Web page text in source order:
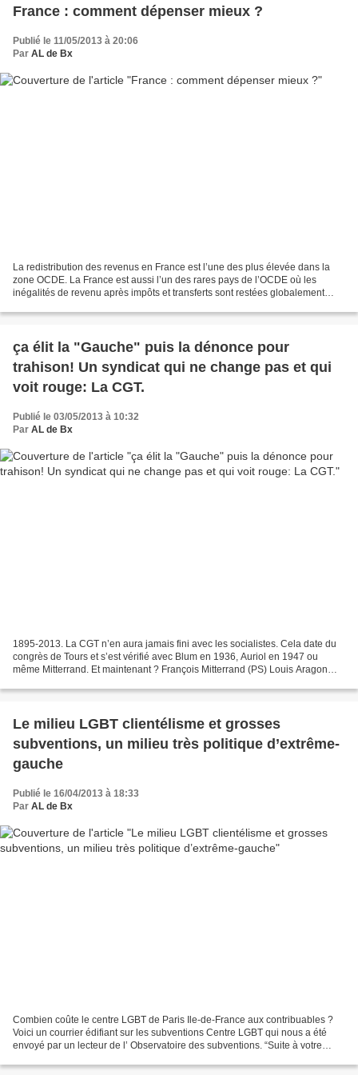
France : comment dépenser mieux ?
Publié le 11/05/2013 à 20:06
Par AL de Bx
La redistribution des revenus en France est l’une des plus élevée dans la
zone OCDE. La France est aussi l’un des rares pays de l’OCDE où les
inégalités de revenu après impôts et transferts sont restées globalement
ça élit la "Gauche" puis la dénonce pour
trahison! Un syndicat qui ne change pas et qui
voit rouge: La CGT.
Publié le 03/05/2013 à 10:32
Par AL de Bx
1895-2013. La CGT n’en aura jamais fini avec les socialistes. Cela date du
congrès de Tours et s’est vérifié avec Blum en 1936, Auriol en 1947 ou
même Mitterrand. Et maintenant ? François Mitterrand (PS) Louis Aragon
Le milieu LGBT clientélisme et grosses
subventions, un milieu très politique d’extrême-
gauche
Publié le 16/04/2013 à 18:33
Par AL de Bx
Combien coûte le centre LGBT de Paris Ile-de-France aux contribuables ?
Voici un courrier édifiant sur les subventions Centre LGBT qui nous a été
envoyé par un lecteur de l’ Observatoire des subventions. “Suite à votre